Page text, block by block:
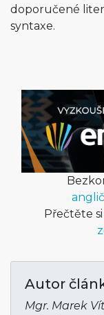
doporučené
syntaxe.
Přečtěte si
Autor
Mgr. Marek